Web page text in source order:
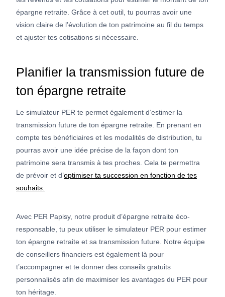
épargne retraite. Grâce à cet outil, tu pourras avoir une
vision claire de l’évolution de ton patrimoine au fil du temps
et ajuster tes cotisations si nécessaire.
Planifier la transmission future de
ton épargne retraite
Le simulateur PER te permet également d’estimer la
transmission future de ton épargne retraite. En prenant en
compte tes bénéficiaires et les modalités de distribution, tu
pourras avoir une idée précise de la façon dont ton
patrimoine sera transmis à tes proches. Cela te permettra
de prévoir et d’optimiser ta succession en fonction de tes
souhaits.
Avec PER Papisy, notre produit d’épargne retraite éco-
responsable, tu peux utiliser le simulateur PER pour estimer
ton épargne retraite et sa transmission future. Notre équipe
de conseillers financiers est également là pour
t’accompagner et te donner des conseils gratuits
personnalisés afin de maximiser les avantages du PER pour
ton héritage.